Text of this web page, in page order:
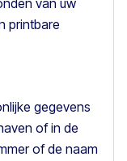
van uw
printbare
gegevens
of in de
of de naam